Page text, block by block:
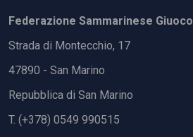
Federazione Sammarinese
Strada di Montecchio, 17
47890 - San Marino
Repubblica di San Marino
T. (+378) 0549 990515